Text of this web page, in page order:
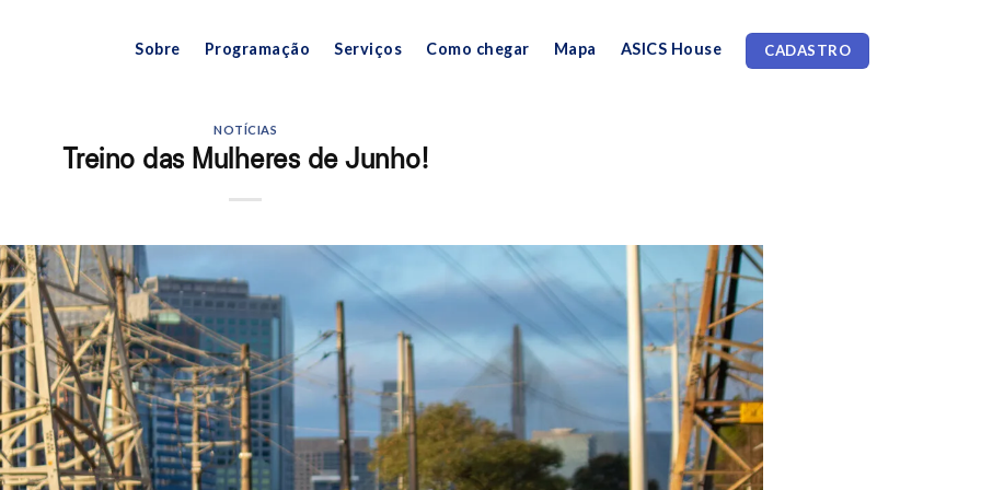
Sobre Programação Serviços Como chegar Mapa ASICS House CADASTRO
NOTÍCIAS
Treino das Mulheres de Junho!